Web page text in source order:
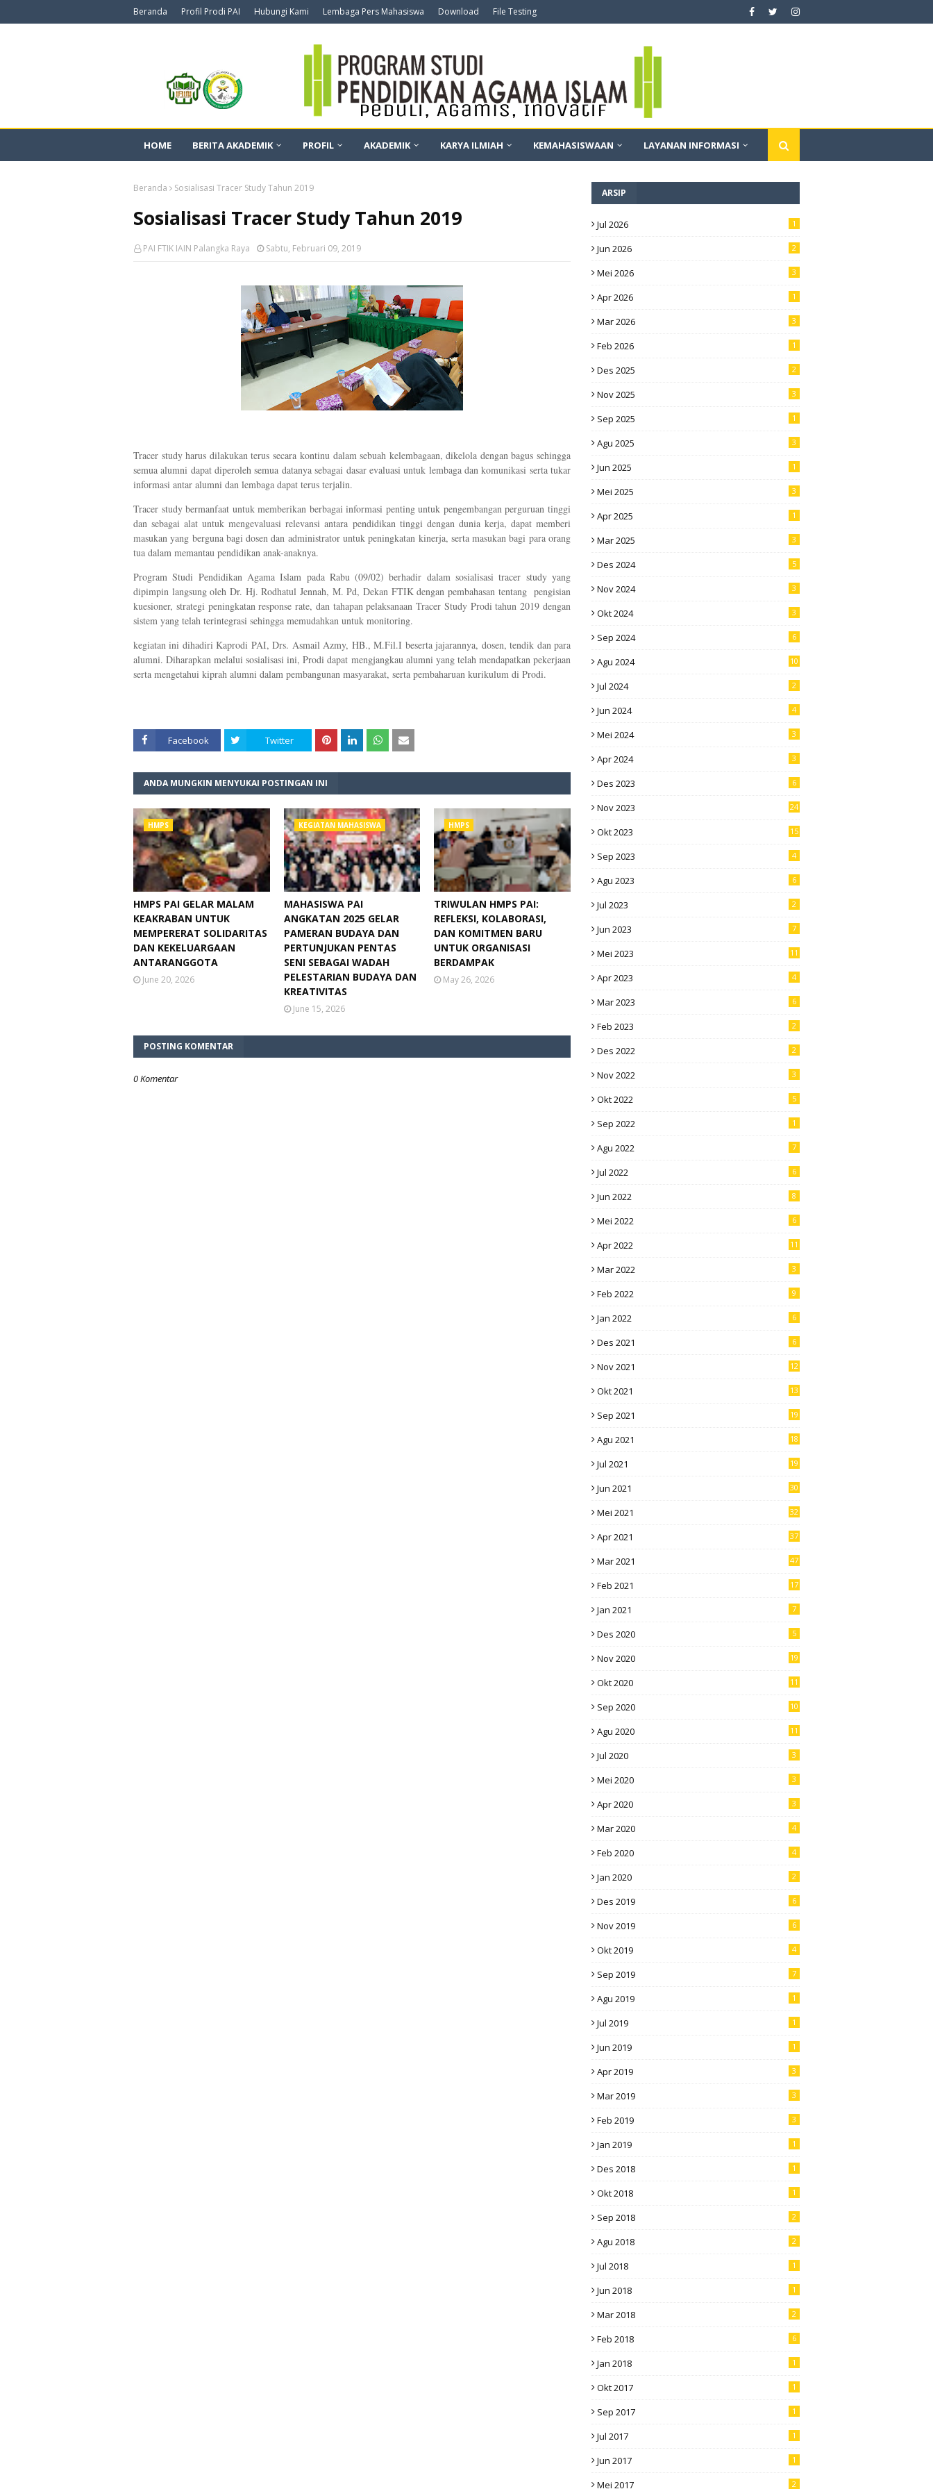
Beranda Profil Prodi PAI Hubungi Kami Lembaga Pers Mahasiswa Download File Testing
HOME BERITA AKADEMIK PROFIL AKADEMIK KARYA ILMIAH KEMAHASISWAAN LAYANAN INFORMASI
Beranda Sosialisasi Tracer Study Tahun 2019
Sosialisasi Tracer Study Tahun 2019
PAI FTIK IAIN Palangka Raya Sabtu, Februari 09, 2019
Tracer study harus dilakukan terus secarakontinu dalam sebuah kelembagaan, dikelola dengan bagus sehingga
semua alumni dapat diperoleh semua datanya sebagai dasar evaluasi untuk lembaga dan komunikasi serta tukar
informasi antar alumni dan lembaga dapat terus terjalin.
Tracer study bermanfaat untuk memberikan berbagai informasi penting untuk pengembangan perguruan tinggi
dan sebagai alat untuk mengevaluasi relevansi antara pendidikan tinggi dengan dunia kerja, dapat memberi
masukan yang berguna bagi dosen dan administrator untuk peningkatan kinerja, serta masukan bagi para orang
tua dalam memantau pendidikan anak-anaknya.
Program Studi Pendidikan Agama Islam pada Rabu (09/02) berhadir dalam sosialisasi tracer study yang
dipimpin langsung oleh Dr. Hj. Rodhatul Jennah, M. Pd, Dekan FTIK dengan pembahasan tentang pengisian
kuesioner, strategi peningkatan response rate, dan tahapan pelaksanaan Tracer Study Prodi tahun 2019 dengan
sistem yang telah terintegrasi sehingga memudahkan untuk monitoring.
kegiatan ini dihadiri Kaprodi PAI, Drs. Asmail Azmy, HB., M.Fil.I beserta jajarannya, dosen, tendik dan para
alumni. Diharapkan melalui sosialisasi ini, Prodi dapat mengjangkau alumni yang telah mendapatkan pekerjaan
serta mengetahui kiprah alumni dalam pembangunan masyarakat, serta pembaharuan kurikulum di Prodi.
Facebook Twitter
ANDA MUNGKIN MENYUKAI POSTINGAN INI
HMPS
HMPS PAI GELAR MALAM
KEAKRABAN UNTUK
MEMPERERAT SOLIDARITAS
DAN KEKELUARGAAN
ANTARANGGOTA
June 20, 2026
KEGIATAN MAHASISWA
MAHASISWA PAI
ANGKATAN 2025 GELAR
PAMERAN BUDAYA DAN
PERTUNJUKAN PENTAS
SENI SEBAGAI WADAH
PELESTARIAN BUDAYA DAN
KREATIVITAS
June 15, 2026
HMPS
TRIWULAN HMPS PAI:
REFLEKSI, KOLABORASI,
DAN KOMITMEN BARU
UNTUK ORGANISASI
BERDAMPAK
May 26, 2026
POSTING KOMENTAR
0 Komentar
ARSIP
Jul 2026 1
Jun 2026 2
Mei 2026 3
Apr 2026 1
Mar 2026 3
Feb 2026 1
Des 2025 2
Nov 2025 3
Sep 2025 1
Agu 2025 3
Jun 2025 1
Mei 2025 3
Apr 2025 1
Mar 2025 3
Des 2024 5
Nov 2024 3
Okt 2024 3
Sep 2024 6
Agu 2024 10
Jul 2024 2
Jun 2024 4
Mei 2024 3
Apr 2024 3
Des 2023 6
Nov 2023 24
Okt 2023 15
Sep 2023 4
Agu 2023 6
Jul 2023 2
Jun 2023 7
Mei 2023 11
Apr 2023 4
Mar 2023 6
Feb 2023 2
Des 2022 2
Nov 2022 3
Okt 2022 5
Sep 2022 1
Agu 2022 7
Jul 2022 6
Jun 2022 8
Mei 2022 6
Apr 2022 11
Mar 2022 3
Feb 2022 9
Jan 2022 6
Des 2021 6
Nov 2021 12
Okt 2021 13
Sep 2021 19
Agu 2021 18
Jul 2021 19
Jun 2021 30
Mei 2021 32
Apr 2021 37
Mar 2021 47
Feb 2021 17
Jan 2021 7
Des 2020 5
Nov 2020 19
Okt 2020 11
Sep 2020 10
Agu 2020 11
Jul 2020 3
Mei 2020 3
Apr 2020 3
Mar 2020 4
Feb 2020 4
Jan 2020 2
Des 2019 6
Nov 2019 6
Okt 2019 4
Sep 2019 7
Agu 2019 1
Jul 2019 1
Jun 2019 1
Apr 2019 3
Mar 2019 3
Feb 2019 3
Jan 2019 1
Des 2018 1
Okt 2018 1
Sep 2018 2
Agu 2018 2
Jul 2018 1
Jun 2018 1
Mar 2018 2
Feb 2018 6
Jan 2018 1
Okt 2017 1
Sep 2017 1
Jul 2017 1
Jun 2017 1
Mei 2017 2